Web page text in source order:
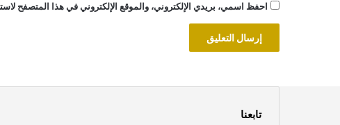
احفظ اسمي، بريدي الإلكتروني، والموقع الإلكتروني في هذا المتصفح
تابعنا